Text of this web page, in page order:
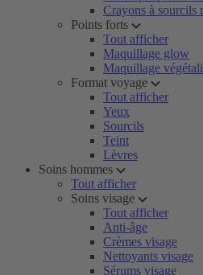
Crayons à sourcils
Points forts
Tout afficher
Maquillage glow
Maquillage
Format voyage
Tout afficher
Yeux
Sourcils
Teint
Lèvres
Soins hommes
Tout afficher
Soins visage
Tout afficher
Anti-âge
Crèmes visage
Nettoyants visage
Sérums visage